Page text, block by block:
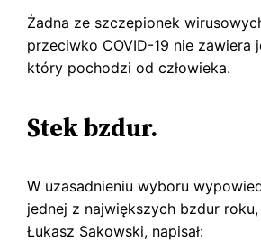
Żadna ze szczepionek
przeciwko COVID-19 nie zawiera
który pochodzi od człowieka.
Stek bzdur.
W uzasadnieniu wyboru
jednej z największych bzdur
Łukasz Sakowski, napisał: